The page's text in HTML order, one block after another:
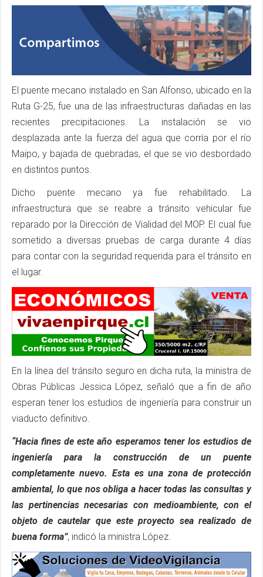
El puente mecano instalado en San Alfonso, ubicado en la
Ruta G-25, fue una de las infraestructuras dañadas en las
recientes precipitaciones. La instalación se vio
desplazada ante la fuerza del agua que corría por el río
Maipo, y bajada de quebradas, el que se vio desbordado
en distintos puntos.
Dicho puente mecano ya fue rehabilitado. La
infraestructura que se reabre a tránsito vehicular fue
reparado por la Dirección de Vialidad del MOP. El cual fue
sometido a diversas pruebas de carga durante 4 días
para contar con la seguridad requerida para el tránsito en
el lugar.
En la línea del tránsito seguro en dicha ruta, la ministra de
Obras Públicas Jessica López, señaló que a fin de año
esperan tener los estudios de ingeniería para construir un
viaducto definitivo.
“Hacia fines de este año esperamos tener los estudios de
ingeniería para la construcción de un puente
completamente nuevo. Esta es una zona de protección
ambiental, lo que nos obliga a hacer todas las consultas y
las pertinencias necesarias con medioambiente, con el
objeto de cautelar que este proyecto sea realizado de
buena forma”, indicó la ministra López.